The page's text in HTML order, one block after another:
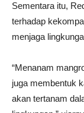
Sementara itu,
terhadap
menjaga
“Menanam
juga membentuk
akan tertanam